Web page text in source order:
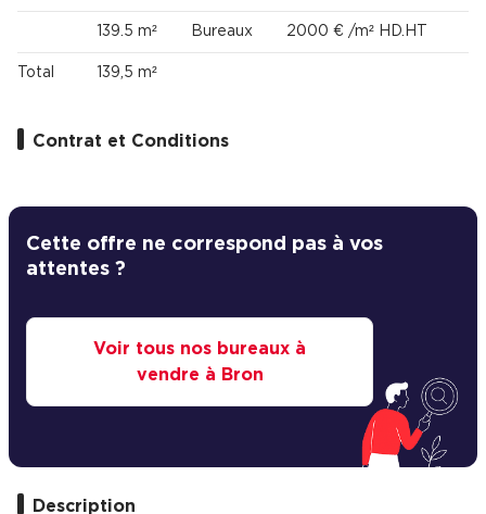
139.5 m² Bureaux 2000 € /m² HD.HT
Total 139,5 m²
Contrat et Conditions
Cette offre ne correspond pas à vos
attentes ?
Voir tous nos bureaux à
vendre à Bron
Description